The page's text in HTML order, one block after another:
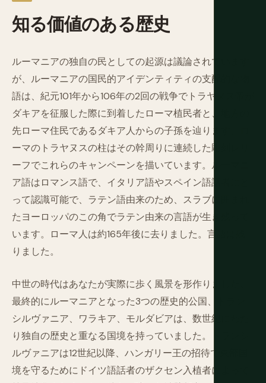
知る価値のある歴史
ルーマニアの独自の民としての起源は議論されています
が、ルーマニアの国民的アイデンティティの支配的な物
語は、紀元101年から106年の2回の戦争でトラヤヌス帝が
ダキアを征服した際に到着したローマ植民者と、地方の
先ローマ住民であるダキア人からの子孫を辿ります。ロ
ーマのトラヤヌスの柱はその幹周りに連続した彫刻レリ
ーフでこれらのキャンペーンを描いています。ルーマニ
ア語はロマンス語で、イタリア語やスペイン語話者にと
って認識可能で、ラテン語由来のため、スラブに囲まれ
たヨーロッパのこの角でラテン由来の言語が生き残って
います。ローマ人は約165年後に去りました。言語は残
りました。
中世の時代はあなたが実際に歩く風景を形作りました。
最終的にルーマニアとなった3つの歴史的公国、トラン
シルヴァニア、ワラキア、モルダビアは、数世紀にわた
り独自の歴史と重なる国境を持っていました。トランシ
ルヴァニアは12世紀以降、ハンガリー王の招待で東部国
境を守るためにドイツ語話者のザクセン入植者によって